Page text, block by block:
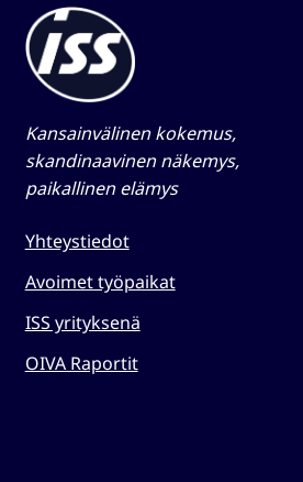
Kansainvälinen kokemus,
skandinaavinen näkemys,
paikallinen elämys​
Yhteystiedot
Avoimet työpaikat
ISS yrityksenä
OIVA Raportit